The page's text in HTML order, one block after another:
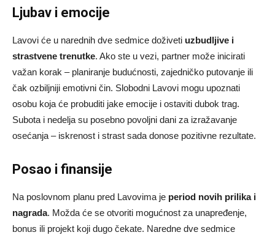
Ljubav i emocije
Lavovi će u narednih dve sedmice doživeti uzbudljive i
strastvene trenutke. Ako ste u vezi, partner može inicirati
važan korak – planiranje budućnosti, zajedničko putovanje ili
čak ozbiljniji emotivni čin. Slobodni Lavovi mogu upoznati
osobu koja će probuditi jake emocije i ostaviti dubok trag.
Subota i nedelja su posebno povoljni dani za izražavanje
osećanja – iskrenost i strast sada donose pozitivne rezultate.
Posao i finansije
Na poslovnom planu pred Lavovima je period novih prilika i
nagrada. Možda će se otvoriti mogućnost za unapređenje,
bonus ili projekt koji dugo čekate. Naredne dve sedmice